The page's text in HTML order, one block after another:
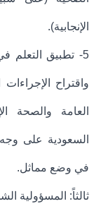
الإنجابية).
5- تطبيق التعلم
واقتراح
العامة والصحة
السعودية على
في وضع مماثل.
ثالثاً: المسؤولية